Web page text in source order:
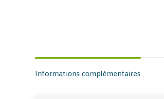
Informations complémentaires